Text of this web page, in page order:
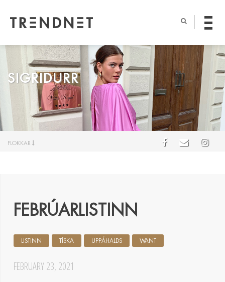
SIGRIDURR
FLOKKAR
FEBRÚARLISTINN
FEBRUARY 23, 2021
LISTINN TÍSKA UPPÁHALDS WANT